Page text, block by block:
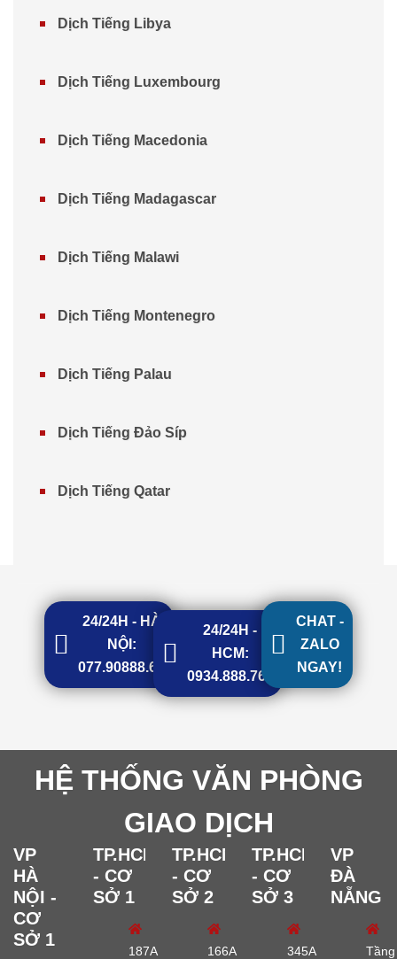
Dịch Tiếng Libya
Dịch Tiếng Luxembourg
Dịch Tiếng Macedonia
Dịch Tiếng Madagascar
Dịch Tiếng Malawi
Dịch Tiếng Montenegro
Dịch Tiếng Palau
Dịch Tiếng Đảo Síp
Dịch Tiếng Qatar
24/24H - HÀ
NỘI:
077.90888.68
24/24H -
HCM:
0934.888.768
CHAT -
ZALO
NGAY!
HỆ THỐNG VĂN PHÒNG
GIAO DỊCH
VP
HÀ
NỘI -
CƠ
SỞ 1
TP.HCM
- CƠ
SỞ 1
187A
TP.HCM
- CƠ
SỞ 2
166A
TP.HCM
- CƠ
SỞ 3
345A
VP
ĐÀ
NẴNG
Tầng